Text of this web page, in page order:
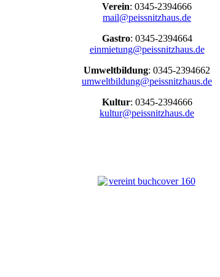
Verein: 0345-2394666
mail@peissnitzhaus.de
Gastro: 0345-2394664
einmietung@peissnitzhaus.de
Umweltbildung: 0345-2394662
umweltbildung@peissnitzhaus.de
Kultur: 0345-2394666
kultur@peissnitzhaus.de